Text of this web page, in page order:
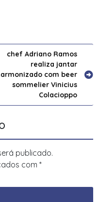
chef Adriano Ramos
realiza jantar
com beer
sommelier Vinicius
Colacioppo
publicado.
com *